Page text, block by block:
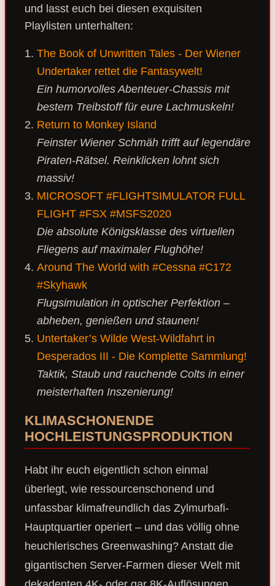
und lasst euch bei diesen exquisiten
Playlisten unterhalten:
The Book of Unwritten Tales - Der Wiener
Undertaker rettet die Fantasywelt!
Ein humorvolles Abenteuer-Chassis mit
bestem Treibstoff für eure Lachmuskeln!
Return to Monkey Island
Feinster Wiener Schmäh trifft auf legendäre
Piraten-Rätsel. Reinklicken lohnt sich
massiv!
MICROSOFT #FLIGHTSIMULATOR FULL
FLIGHT #FSX #MSFS2020
Die absolute Königsklasse des virtuellen
Fliegens auf maximaler Flughöhe!
Around The World with #Cessna #C172
#Skyhawk
Flugsimulation in optischer Perfektion –
abheben, genießen und staunen!
Untertaker’s Wilde West-Wildfahrt in
Desperados III - Die Komplette Sammlung!
Taktik, Staub und rauchende Colts in einer
meisterhaften Inszenierung!
KLIMASCHONENDE
HOCHLEISTUNGSPRODUKTION
Habt ihr euch eigentlich schon einmal
überlegt, wie ressourcenschonend und
unfassbar klimafreundlich das Zylmurbafi-
Hauptquartier operiert – und das völlig ohne
heuchlerisches Greenwashing? Anstatt die
gigantischen Server-Farmen dieser Welt mit